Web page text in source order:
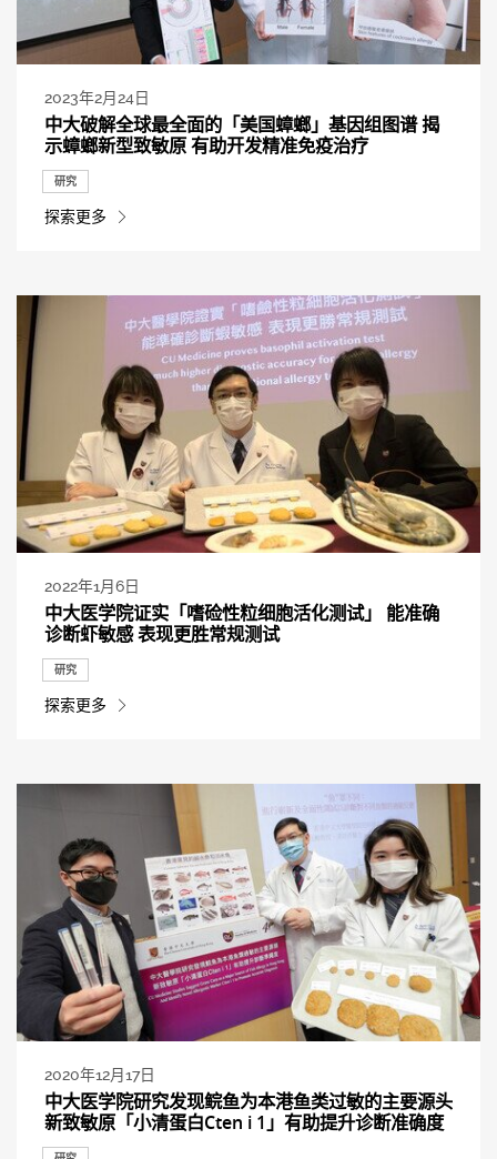
2023年2月24日
中大破解全球最全面的「美国蟑螂」基因组图谱 揭
示蟑螂新型致敏原 有助开发精准免疫治疗
研究
探索更多
2022年1月6日
中大医学院证实「嗜硷性粒细胞活化测试」 能准确
诊断虾敏感 表现更胜常规测试
研究
探索更多
2020年12月17日
中大医学院研究发现鲩鱼为本港鱼类过敏的主要源头
新致敏原「小清蛋白Cten i 1」有助提升诊断准确度